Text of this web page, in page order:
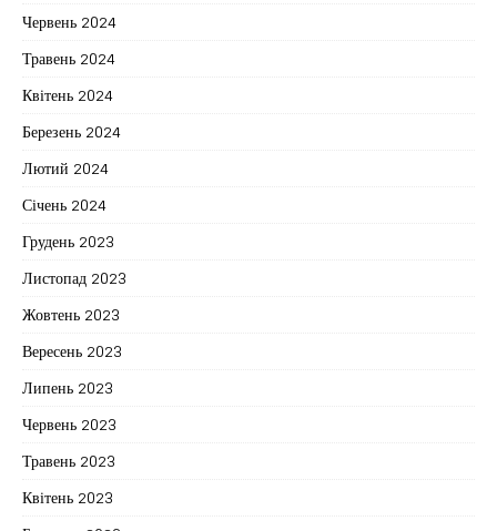
Червень 2024
Травень 2024
Квітень 2024
Березень 2024
Лютий 2024
Січень 2024
Грудень 2023
Листопад 2023
Жовтень 2023
Вересень 2023
Липень 2023
Червень 2023
Травень 2023
Квітень 2023